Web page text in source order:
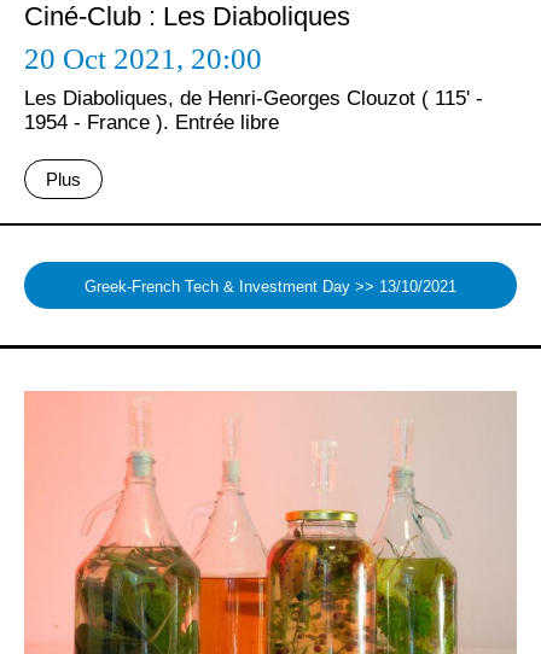
Ciné-Club : Les Diaboliques
20 Oct 2021, 20:00
Les Diaboliques, de Henri-Georges Clouzot ( 115' -
1954 - France ). Entrée libre
Plus
Greek-French Tech & Investment Day >> 13/10/2021